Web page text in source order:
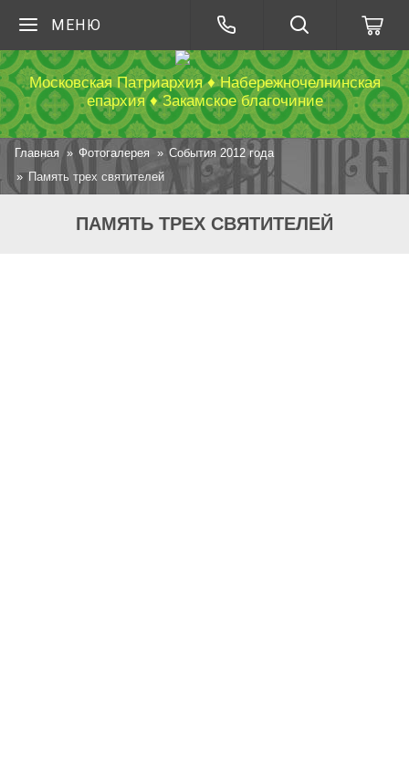
МЕНЮ
Московская Патриархия ♦ Набережночелнинская
епархия ♦ Закамское благочиние
Главная Фотогалерея
События 2012 года
Память трех святителей
ПАМЯТЬ ТРЕХ СВЯТИТЕЛЕЙ